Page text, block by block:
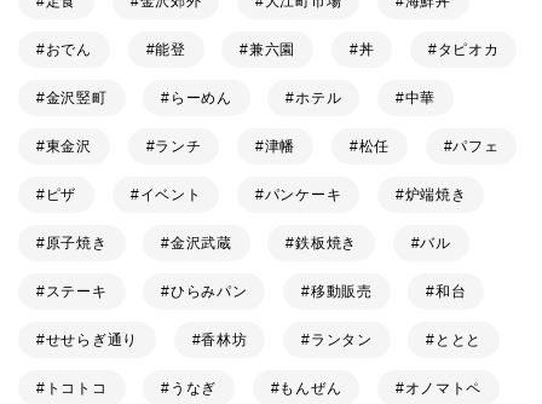
おでん 能登 兼六園 丼 タピオカ
金沢竪町 らーめん ホテル 中華
東金沢 ランチ 津幡 松任 パフェ
ピザ イベント パンケーキ 炉端焼き
原子焼き 金沢武蔵 鉄板焼き バル
ステーキ ひらみパン 移動販売 和台
せせらぎ通り 香林坊 ランタン ととと
トコトコ うなぎ もんぜん オノマトペ